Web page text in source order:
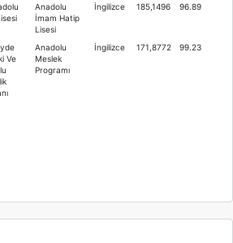
Anadolu
İmam Hatip
Lisesi
İngilizce 185,1496 96.89
Ve
Anadolu
Meslek
Programı
İngilizce 171,8772 99.23